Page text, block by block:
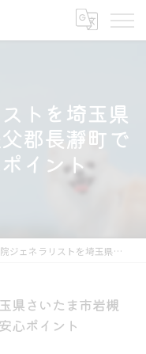
トを埼玉県
郡長瀞町で
イント
ストを埼玉県さいたま市岩槻区秩父郡長瀞町で選ぶための安心ポイント
県さいたま市岩槻
心ポイント